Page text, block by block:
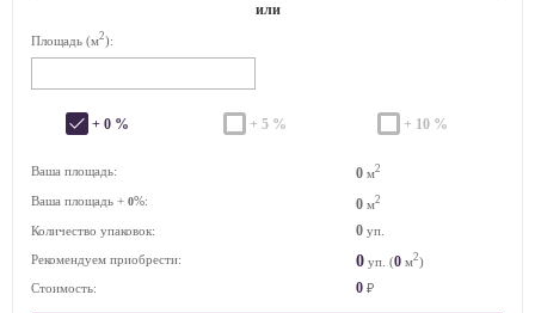
или
Площадь (м2):
+ 0 % + 5 % + 10 %
Ваша площадь: 0 м2
Ваша площадь + 0%: 0 м2
Количество упаковок: 0 уп.
Рекомендуем приобрести:
0 уп. (0 м2)
Стоимость:
0 ₽